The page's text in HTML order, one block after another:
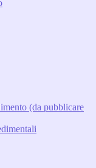
(da pubblicare